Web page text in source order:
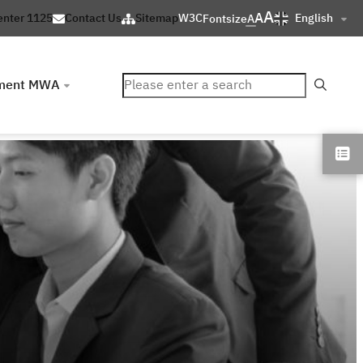
1125 Contact Us SitemapW3CFontsizeAAA English
MWA ค้นหา